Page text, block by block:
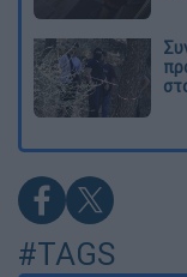
#TAGS